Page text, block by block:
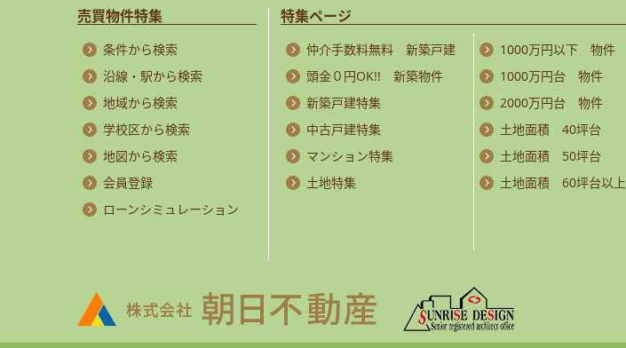
売買物件特集
条件から検索
沿線・駅から検索
地域から検索
学校区から検索
地図から検索
会員登録
ローンシミュレーション
特集ページ
仲介手数料無料 新築戸建
頭金０円OK!! 新築物件
新築戸建特集
中古戸建特集
マンション特集
土地特集
1000万円以下 物件
1000万円台 物件
2000万円台 物件
土地面積 40坪台
土地面積 50坪台
土地面積 60坪台以上